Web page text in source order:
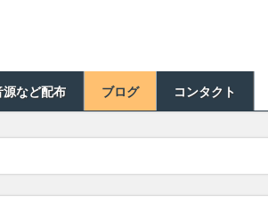
など配布 ブログ コンタクト